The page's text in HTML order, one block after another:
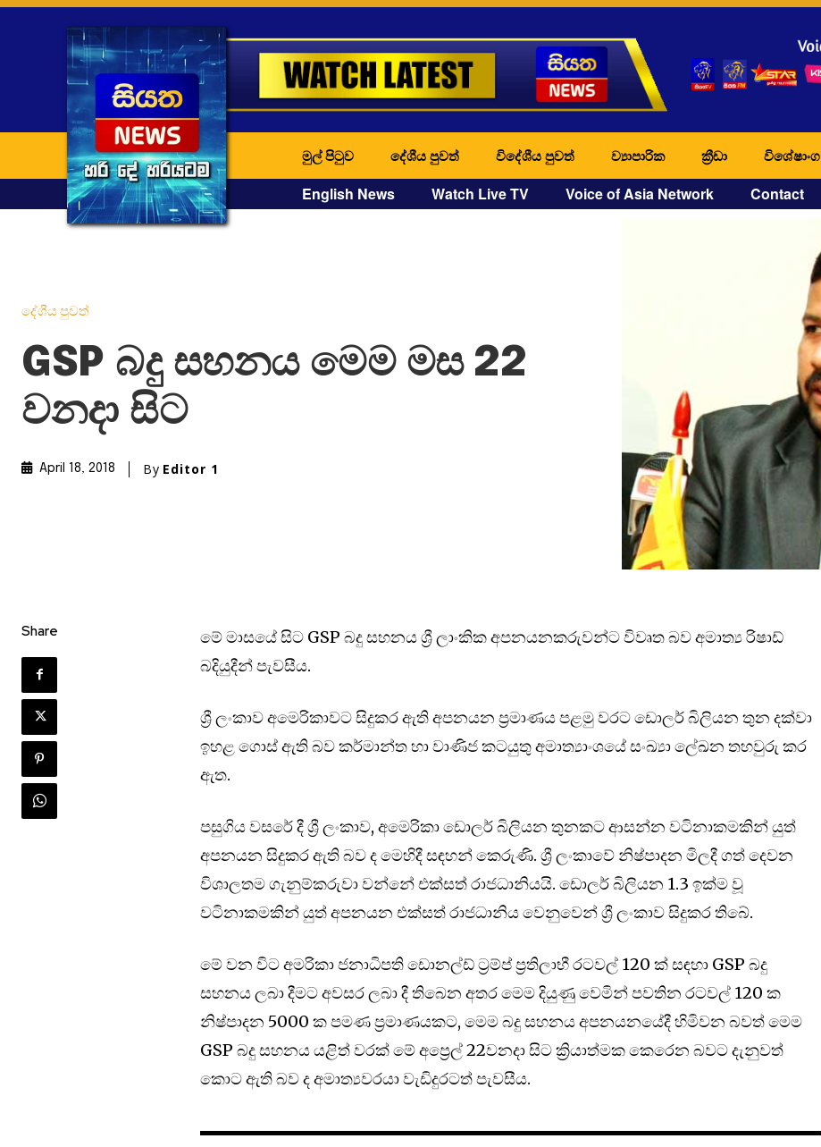
මුල් පිටුව දේශීය පුවත් විදේශීය පුවත් ව්‍යාපාරික ක්‍රීඩා විශේෂාංග
English News Watch Live TV Voice of Asia Network Contact
දේශීය පුවත්
GSP බදු සහනය මෙම මස 22
වනදා සිට
April 18, 2018 By Editor 1
Share
මේ මාසයේ සිට GSP බදු සහනය ශ්‍රී ලාංකික අපනයනකරුවන්ට විවෘත බව අමාත්‍ය රිෂාඩ්
බදියුදීන් පැවසීය.
ශ්‍රී ලංකාව අමෙරිකාවට සිදුකර ඇති අපනයන ප්‍රමාණය පළමු වරට ඩොලර් බිලියන තුන දක්වා
ඉහළ ගොස් ඇති බව කර්මාන්ත හා වාණිජ කටයුතු අමාත්‍යාංශයේ සංඛ්‍යා ලේඛන තහවුරු කර
ඇත.
පසුගිය වසරේ දී ශ්‍රී ලංකාව, අමෙරිකා ඩොලර් බිලියන තුනකට ආසන්න වටිනාකමකින් යුත්
අපනයන සිදුකර ඇති බව ද මෙහිදී සඳහන් කෙරුණි. ශ්‍රී ලංකාවේ නිෂ්පාදන මිලදී ගත් දෙවන
විශාලතම ගැනුම්කරුවා වන්නේ එක්සත් රාජධානියයි. ඩොලර් බිලියන 1.3 ඉක්ම වූ
වටිනාකමකින් යුත් අපනයන එක්සත් රාජධානිය වෙනුවෙන් ශ්‍රී ලංකාව සිදුකර තිබේ.
මේ වන විට අමරිකා ජනාධිපති ඩොනල්ඩ් ට්‍රම්ප් ප්‍රතිලාභී රටවල් 120 ක් සඳහා GSP බදු
සහනය ලබා දීමට අවසර ලබා දී තිබෙන අතර මෙම දියුණු වෙමින් පවතින රටවල් 120 ක
නිෂ්පාදන 5000 ක පමණ ප්‍රමාණයකට, මෙම බදු සහනය අපනයනයේදී හිමිවන බවත් මෙම
GSP බදු සහනය යළිත් වරක් මේ අප්‍රෙල් 22වනදා සිට ක්‍රියාත්මක කෙරෙන බවට දැනුවත්
කොට ඇති බව ද අමාත්‍යවරයා වැඩිදුරටත් පැවසීය.